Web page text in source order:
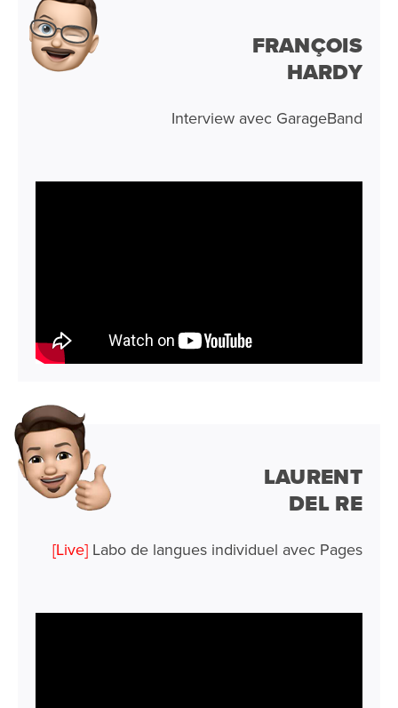
FRANÇOIS
HARDY
Interview avec GarageBand
LAURENT
DEL RE
[Live] Labo de langues individuel avec Pages